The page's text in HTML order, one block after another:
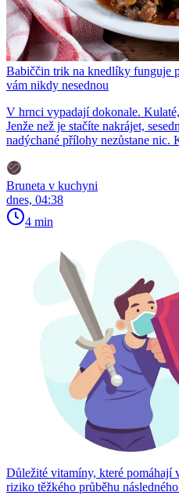
Babiččin trik na knedlíky funguje
vám nikdy nesednou
V hrnci vypadají dokonale.
Jenže než je stačíte nakrájet,
nadýchané přílohy nezůstane nic.
Bruneta v kuchyni
dnes, 04:38
4 min
Důležité vitamíny, které
riziko těžkého průběhu